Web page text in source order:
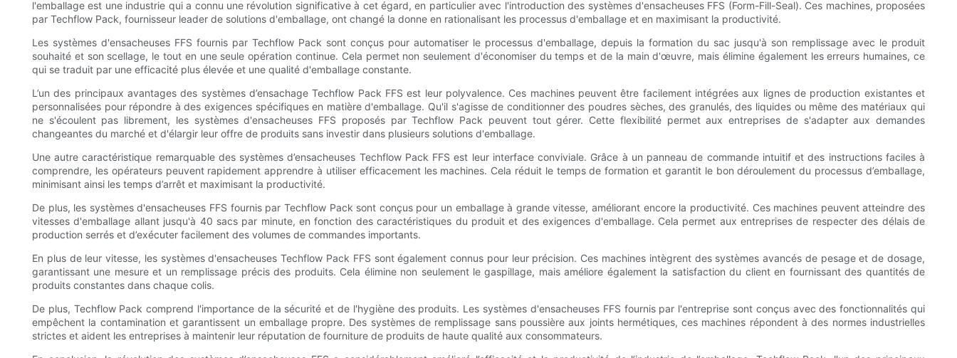
l'emballage est une industrie qui a connu une révolution significative à cet égard, en particulier avec l'introduction des systèmes d'ensacheuses FFS (Form-Fill-Seal). Ces machines, proposées
par Techflow Pack, fournisseur leader de solutions d'emballage, ont changé la donne en rationalisant les processus d'emballage et en maximisant la productivité.
Les systèmes d'ensacheuses FFS fournis par Techflow Pack sont conçus pour automatiser le processus d'emballage, depuis la formation du sac jusqu'à son remplissage avec le produit
souhaité et son scellage, le tout en une seule opération continue. Cela permet non seulement d'économiser du temps et de la main d'œuvre, mais élimine également les erreurs humaines, ce
qui se traduit par une efficacité plus élevée et une qualité d'emballage constante.
L’un des principaux avantages des systèmes d’ensachage Techflow Pack FFS est leur polyvalence. Ces machines peuvent être facilement intégrées aux lignes de production existantes et
personnalisées pour répondre à des exigences spécifiques en matière d'emballage. Qu'il s'agisse de conditionner des poudres sèches, des granulés, des liquides ou même des matériaux qui
ne s'écoulent pas librement, les systèmes d'ensacheuses FFS proposés par Techflow Pack peuvent tout gérer. Cette flexibilité permet aux entreprises de s'adapter aux demandes
changeantes du marché et d'élargir leur offre de produits sans investir dans plusieurs solutions d'emballage.
Une autre caractéristique remarquable des systèmes d’ensacheuses Techflow Pack FFS est leur interface conviviale. Grâce à un panneau de commande intuitif et des instructions faciles à
comprendre, les opérateurs peuvent rapidement apprendre à utiliser efficacement les machines. Cela réduit le temps de formation et garantit le bon déroulement du processus d’emballage,
minimisant ainsi les temps d’arrêt et maximisant la productivité.
De plus, les systèmes d'ensacheuses FFS fournis par Techflow Pack sont conçus pour un emballage à grande vitesse, améliorant encore la productivité. Ces machines peuvent atteindre des
vitesses d'emballage allant jusqu'à 40 sacs par minute, en fonction des caractéristiques du produit et des exigences d'emballage. Cela permet aux entreprises de respecter des délais de
production serrés et d’exécuter facilement des volumes de commandes importants.
En plus de leur vitesse, les systèmes d'ensacheuses Techflow Pack FFS sont également connus pour leur précision. Ces machines intègrent des systèmes avancés de pesage et de dosage,
garantissant une mesure et un remplissage précis des produits. Cela élimine non seulement le gaspillage, mais améliore également la satisfaction du client en fournissant des quantités de
produits constantes dans chaque colis.
De plus, Techflow Pack comprend l'importance de la sécurité et de l'hygiène des produits. Les systèmes d'ensacheuses FFS fournis par l'entreprise sont conçus avec des fonctionnalités qui
empêchent la contamination et garantissent un emballage propre. Des systèmes de remplissage sans poussière aux joints hermétiques, ces machines répondent à des normes industrielles
strictes et aident les entreprises à maintenir leur réputation de fourniture de produits de haute qualité aux consommateurs.